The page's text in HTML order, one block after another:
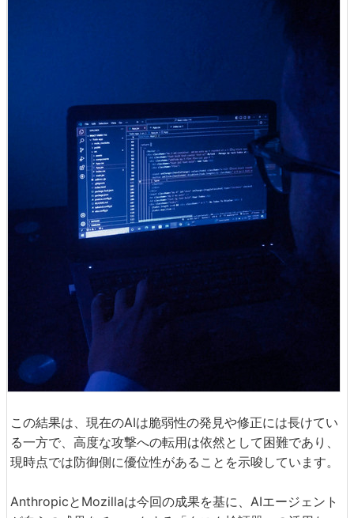
この結果は、現在のAIは脆弱性の発見や修正には長けてい
る一方で、高度な攻撃への転用は依然として困難であり、
現時点では防御側に優位性があることを示唆しています。
AnthropicとMozillaは今回の成果を基に、AIエージェント